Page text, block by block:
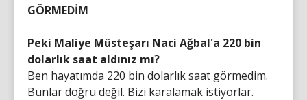
GÖRMEDİM
Peki Maliye Müsteşarı Naci Ağbal'a 220 bin
dolarlık saat aldınız mı?
Ben hayatımda 220 bin dolarlık saat görmedim.
Bunlar doğru değil. Bizi karalamak istiyorlar.